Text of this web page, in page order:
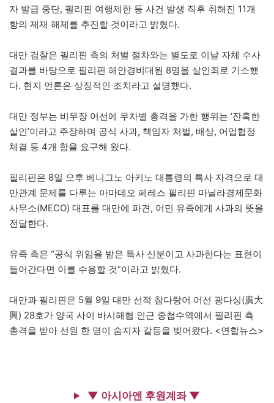
자 발급 중단, 필리핀 여행제한 등 사건 발생 직후 취해진 11개
항의 제재 해제를 추진할 것이라고 밝혔다.
대만 검찰은 필리핀 측의 처벌 절차와는 별도로 이날 자체 수사
결과를 바탕으로 필리핀 해안경비대원 8명을 살인죄로 기소했
다. 현지 언론은 상징적인 조치라고 설명했다.
대만 정부는 비무장 어선에 무차별 총격을 가한 행위는 ‘잔혹한
살인’이라고 주장하며 공식 사과, 책임자 처벌, 배상, 어업협정
체결 등 4개 항을 요구해 왔다.
필리핀은 8일 오후 베니그노 아키노 대통령의 특사 자격으로 대
만관계 문제를 다루는 아마데오 페레스 필리핀 마닐라경제문화
사무소(MECO) 대표를 대만에 파견, 어민 유족에게 사과의 뜻을
전달한다.
유족 측은 “공식 위임을 받은 특사 신분이고 사과한다는 표현이
들어간다면 이를 수용할 것”이라고 밝혔다.
대만과 필리핀은 5월 9일 대만 선적 참다랑어 어선 광다싱(廣大
興) 28호가 양국 사이 바시해협 인근 중첩수역에서 필리핀 측
총격을 받아 선원 한 명이 숨지자 갈등을 빚어왔다. <연합뉴스>
▼ 아시아엔 후원계좌 ▼